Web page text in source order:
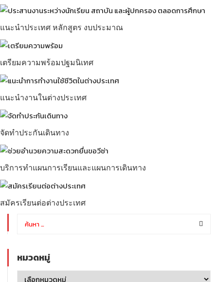
แนะนำประเทศ หลักสูตร งบประมาณ
เตรียมความพร้อมปฐมนิเทศ
แนะนำงานในต่างประเทศ
จัดทำประกันเดินทาง
บริการทำแผนการเรียนและแผนการเดินทาง
สมัครเรียนต่อต่างประเทศ
หมวดหมู่